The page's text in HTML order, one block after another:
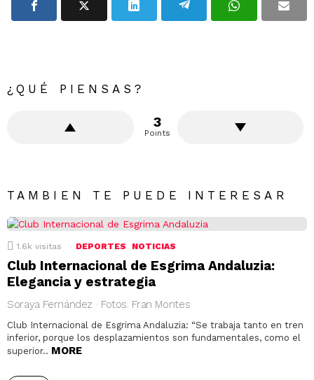
¿QUÉ PIENSAS?
3
Points
TAMBIEN TE PUEDE INTERESAR
1.6k visitas DEPORTES NOTICIAS
Club Internacional de Esgrima Andaluzia:
Elegancia y estrategia
Soraya Fernández · Fotos: Fran Montes
Club Internacional de Esgrima Andaluzia: “Se trabaja tanto en tren
inferior, porque los desplazamientos son fundamentales, como el
superior.. MORE